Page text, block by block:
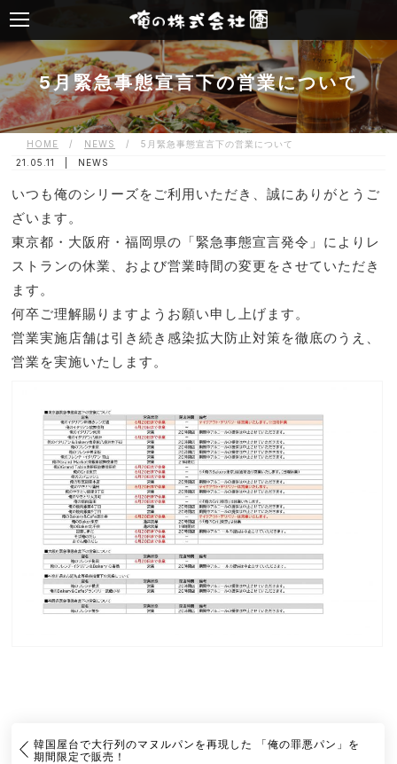
5月緊急事態宣言下の営業について
HOME / NEWS /
5月緊急事態宣言下の営業について
21.05.11 |
NEWS
いつも俺のシリーズをご利用いただき、誠にありがとうご
ざいます。
東京都・大阪府・福岡県の「緊急事態宣言発令」によりレ
ストランの休業、および営業時間の変更をさせていただき
ます。
何卒ご理解賜りますようお願い申し上げます。
営業実施店舗は引き続き感染拡大防止対策を徹底のうえ、
営業を実施いたします。
韓国屋台で大行列のマヌルパンを再現した 「俺の罪悪パン」を
期間限定で販売！